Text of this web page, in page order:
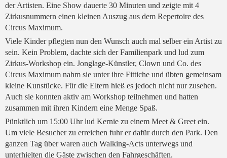
der Artisten. Eine Show dauerte 30 Minuten und zeigte mit 4
Zirkusnummern einen kleinen Auszug aus dem Repertoire des
Circus Maximum.
Viele Kinder pflegten nun den Wunsch auch mal selber ein Artist zu
sein. Kein Problem, dachte sich der Familienpark und lud zum
Zirkus-Workshop ein. Jonglage-Künstler, Clown und Co. des
Circus Maximum nahm sie unter ihre Fittiche und übten gemeinsam
kleine Kunstücke. Für die Eltern hieß es jedoch nicht nur zusehen.
Auch sie konnten aktiv am Workshop teilnehmen und hatten
zusammen mit ihren Kindern eine Menge Spaß.
Pünktlich um 15:00 Uhr lud Kernie zu einem Meet & Greet ein.
Um viele Besucher zu erreichen fuhr er dafür durch den Park. Den
ganzen Tag über waren auch Walking-Acts unterwegs und
unterhielten die Gäste zwischen den Fahrgeschäften.